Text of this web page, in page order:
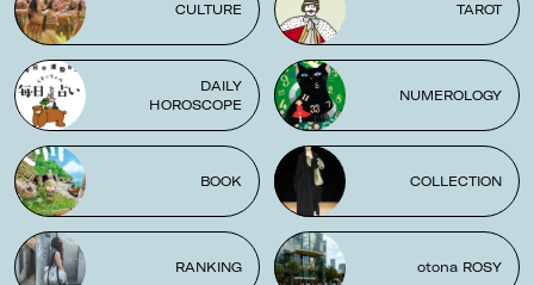
CULTURE TAROT
DAILY
HOROSCOPE
NUMEROLOGY
BOOK COLLECTION
RANKING otona ROSY